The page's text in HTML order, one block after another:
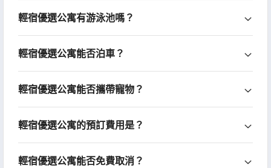
輕宿優選公寓有游泳池嗎？
輕宿優選公寓能否泊車？
輕宿優選公寓能否攜帶寵物？
輕宿優選公寓的預訂費用是？
輕宿優選公寓能否免費取消？